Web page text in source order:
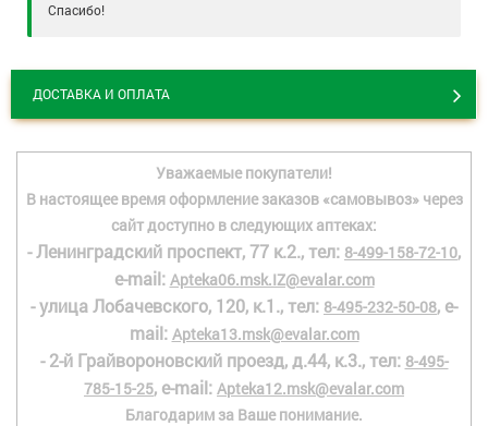
Спасибо!
ДОСТАВКА И ОПЛАТА
Уважаемые покупатели!
В настоящее время оформление заказов «самовывоз» через
сайт доступно в следующих аптеках:
- Ленинградский проспект, 77 к.2., тел: 8-499-158-72-10,
e-mail: Apteka06.msk.IZ@evalar.com
- улица Лобачевского, 120, к.1., тел: 8-495-232-50-08, e-
mail: Apteka13.msk@evalar.com
- 2-й Грайвороновский проезд, д.44, к.3., тел: 8-495-
785-15-25, e-mail: Apteka12.msk@evalar.com
Благодарим за Ваше понимание.